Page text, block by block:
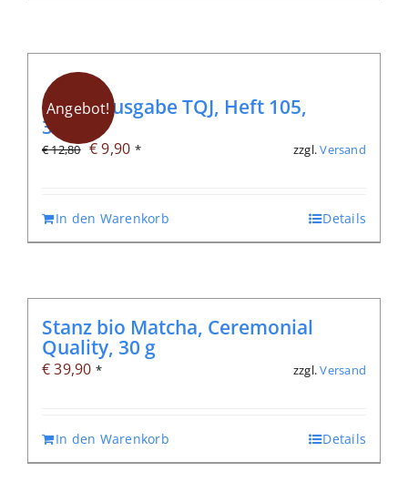
Angebot!
Digitalausgabe TQJ, Heft 105,
3/2026
€12,80 Ursprünglicher
€ 12,80
€9,90Aktueller
€ 9,90.
* zzgl.Versand
In den Warenkorb Details
Stanz bio Matcha, Ceremonial
Quality, 30 g
€39,90 * zzgl.Versand
In den Warenkorb Details